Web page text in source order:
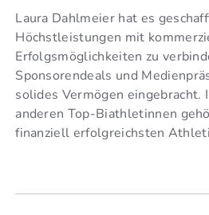
Laura Dahlmeier hat es
Höchstleistungen mit
Erfolgsmöglichkeiten zu
Sponsorendeals und
solides Vermögen eingebracht.
anderen Top-Biathletinnen
finanziell erfolgreichsten